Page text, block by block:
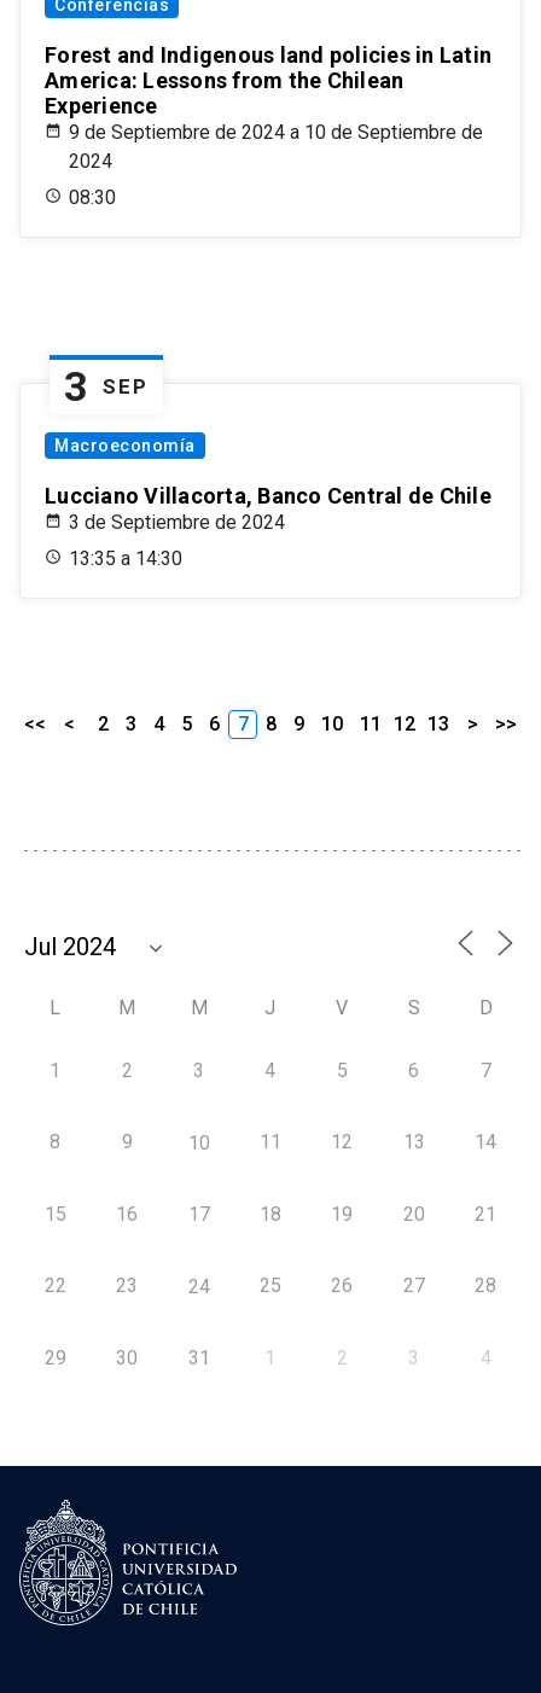
Conferencias
Forest and Indigenous land policies in Latin
America: Lessons from the Chilean
Experience
9 de Septiembre de 2024 a 10 de Septiembre de
2024
08:30
3 SEP
Macroeconomía
Lucciano Villacorta, Banco Central de Chile
3 de Septiembre de 2024
13:35 a 14:30
<< < 2 3 4 5 6 7 8 9 10 11 12 13 > >>
L M M J V S D
1 2 3 4 5 6 7
8 9 10 11 12 13 14
15 16 17 18 19 20 21
22 23 24 25 26 27 28
29 30 31 1 2 3 4